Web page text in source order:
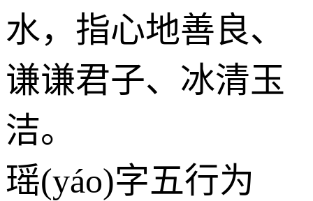
水，指心地善良、
谦谦君子、冰清玉
洁。
瑶(yáo)字五行为